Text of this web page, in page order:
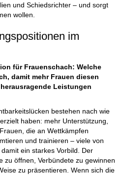
und Schiedsrichter – und sorgt
wollen.
im
für Frauenschach: Welche
damit mehr Frauen diesen
Leistungen
bestehen nach wie
haben: mehr Unterstützung,
die an Wettkämpfen
und trainieren – viele von
ein starkes Vorbild. Der
zu öffnen, Verbündete zu gewinnen
zu präsentieren. Wenn sich die